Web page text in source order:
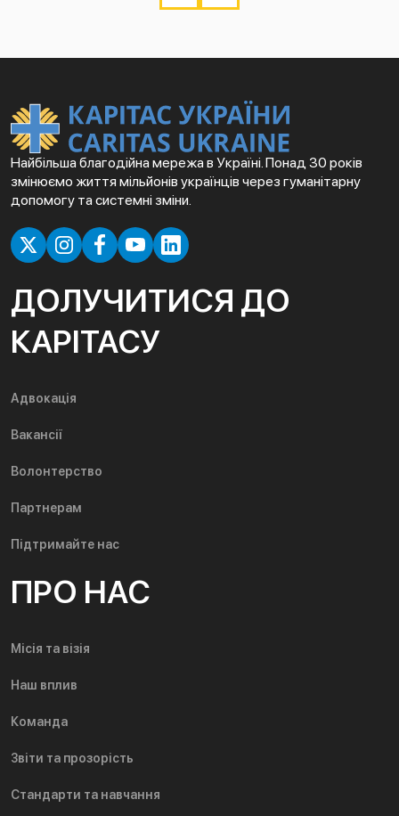
Найбільша благодійна мережа в Україні. Понад 30 років
змінюємо життя мільйонів українців через гуманітарну
допомогу та системні зміни.
ДОЛУЧИТИСЯ ДО
КАРІТАСУ
Адвокація
Вакансії
Волонтерство
Партнерам
Підтримайте нас
ПРО НАС
Місія та візія
Наш вплив
Команда
Звіти та прозорість
Стандарти та навчання